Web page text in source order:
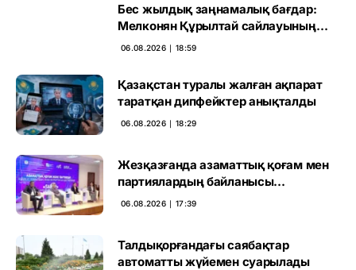
Бес жылдық заңнамалық бағдар:
Мелконян Құрылтай сайлауының
маңызын бағалады
06.08.2026 ∣ 18:59
Қазақстан туралы жалған ақпарат
таратқан дипфейктер анықталды
06.08.2026 ∣ 18:29
Жезқазғанда азаматтық қоғам мен
партиялардың байланысы
талқыланды
06.08.2026 ∣ 17:39
Талдықорғандағы саябақтар
автоматты жүйемен суарылады